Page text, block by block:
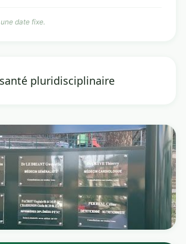
date fixe.
pluridisciplinaire